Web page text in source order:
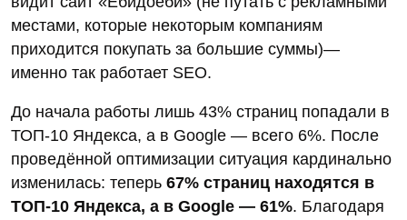
Рис. 3. Данные Яндекс.Директ
Эти цифры являются ориентировочными, но
очевидно, чтоблагодаря услугам SEO-